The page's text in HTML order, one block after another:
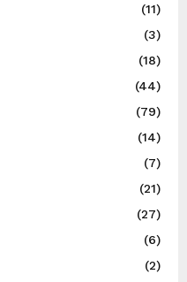
(11)
(3)
(18)
(44)
(79)
(14)
(7)
(21)
(27)
(6)
(2)